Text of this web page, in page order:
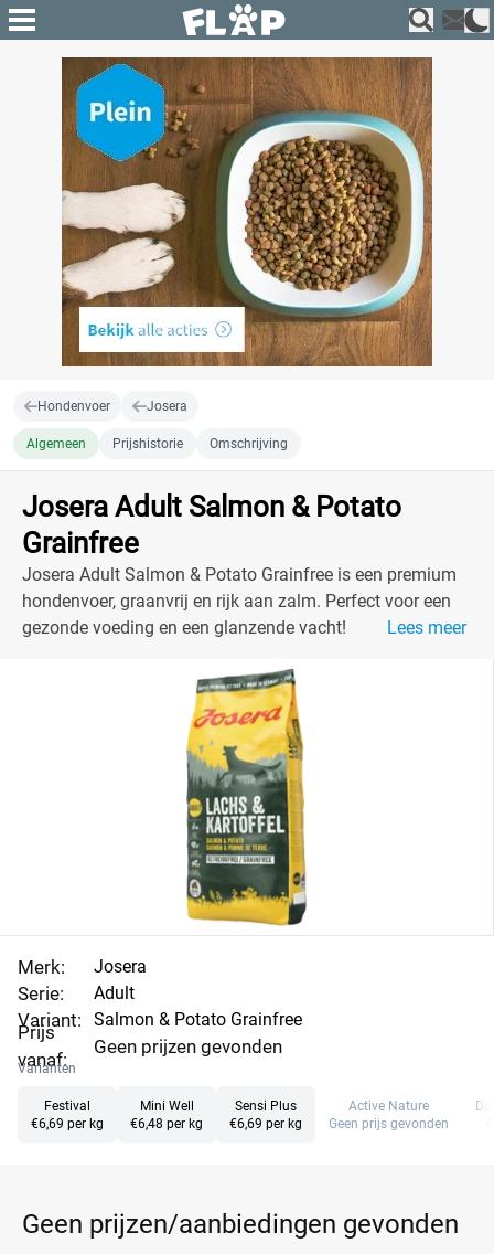
Hondenvoer Josera
Algemeen Prijshistorie Omschrijving
Josera Adult Salmon & Potato
Grainfree
Josera Adult Salmon & Potato Grainfree is een premium
hondenvoer, graanvrij en rijk aan zalm. Perfect voor een
gezonde voeding en een glanzende vacht!
Lees meer
Merk:
Serie:
Variant:
Prijs
vanaf:
Josera
Adult
Salmon & Potato Grainfree
Geen prijzen gevonden
Varianten
Festival
€6,69 per kg
Mini Well
€6,48 per kg
Sensi Plus
€6,69 per kg
Active Nature
Geen prijs gevonden
Geen prijzen/aanbiedingen gevonden